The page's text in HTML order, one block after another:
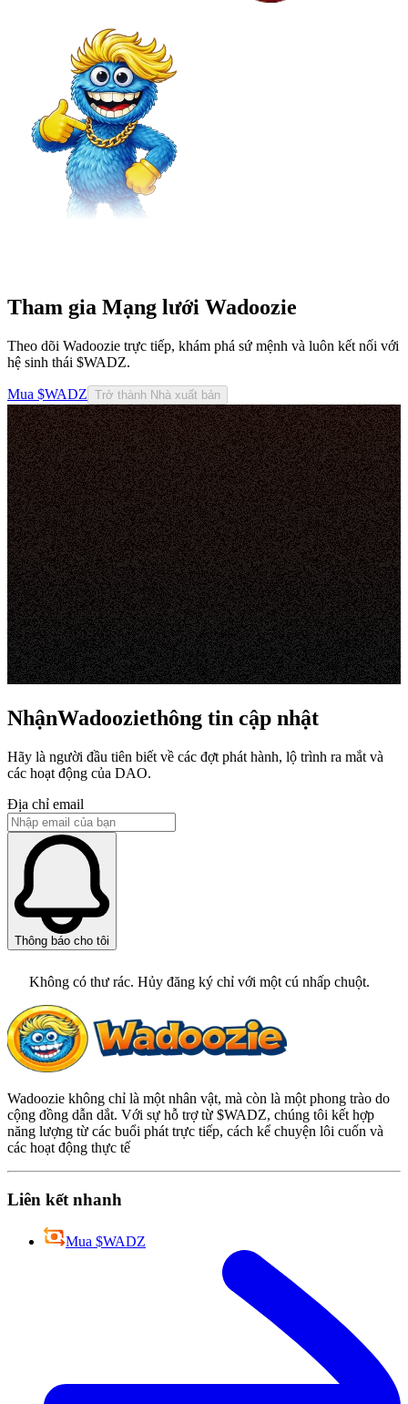
Tham gia Mạng lưới Wadoozie
Theo dõi Wadoozie trực tiếp, khám phá sứ mệnh và luôn kết nối với
hệ sinh thái $WADZ.
Mua $WADZ Trở thành Nhà xuất bản
NhậnWadooziethông tin cập nhật
Hãy là người đầu tiên biết về các đợt phát hành, lộ trình ra mắt và
các hoạt động của DAO.
Địa chỉ email
Thông báo cho tôi
Không có thư rác. Hủy đăng ký chỉ với một cú nhấp chuột.
Wadoozie không chỉ là một nhân vật, mà còn là một phong trào do
cộng đồng dẫn dắt. Với sự hỗ trợ từ $WADZ, chúng tôi kết hợp
năng lượng từ các buổi phát trực tiếp, cách kể chuyện lôi cuốn và
các hoạt động thực tế
Liên kết nhanh
Mua $WADZ